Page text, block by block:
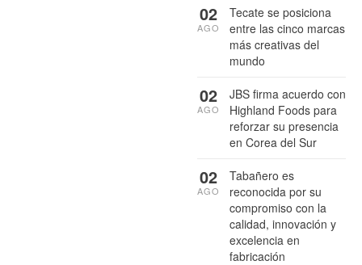
Tecate se posiciona
entre las cinco marcas
más creativas del
mundo
02
AGO
JBS firma acuerdo con
Highland Foods para
reforzar su presencia
en Corea del Sur
02
AGO
Tabañero es
reconocida por su
compromiso con la
calidad, innovación y
excelencia en
fabricación
02
AGO